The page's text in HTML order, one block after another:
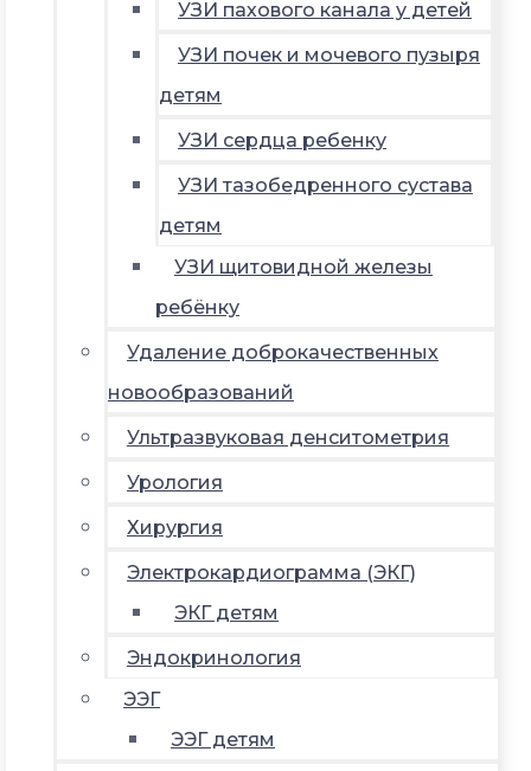
УЗИ пахового канала у детей
УЗИ почек и мочевого пузыря
детям
УЗИ сердца ребенку
УЗИ тазобедренного сустава
детям
УЗИ щитовидной железы
ребёнку
Удаление доброкачественных
новообразований
Ультразвуковая денситометрия
Урология
Хирургия
Электрокардиограмма (ЭКГ)
ЭКГ детям
Эндокринология
ЭЭГ
ЭЭГ детям